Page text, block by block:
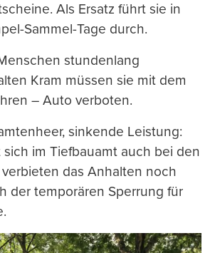
Als Ersatz führt sie in
Sammel-Tage durch.
stundenlang
Kram müssen sie mit dem
– Auto verboten.
sinkende Leistung:
im Tiefbauamt auch bei den
verbieten das Anhalten noch
der temporären Sperrung für